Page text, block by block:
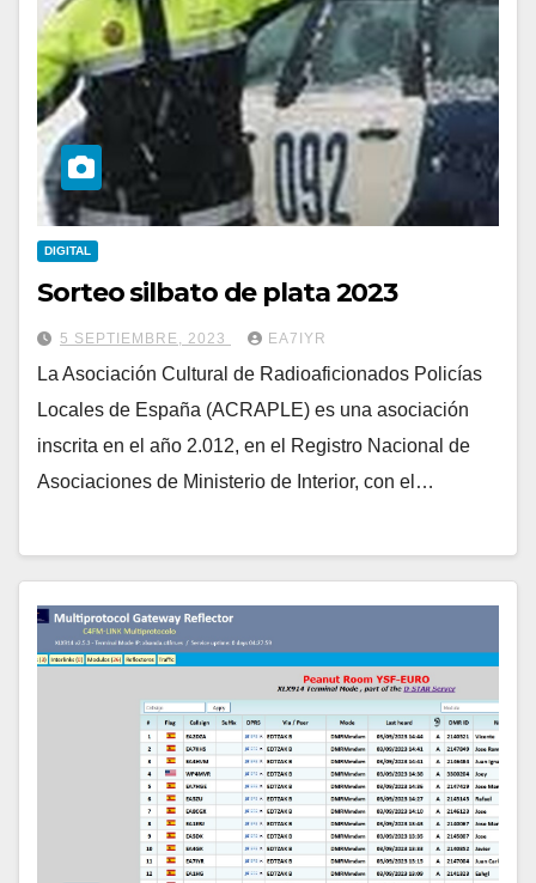
DIGITAL
Sorteo silbato de plata 2023
5 SEPTIEMBRE, 2023 EA7IYR
La Asociación Cultural de Radioaficionados Policías
Locales de España (ACRAPLE) es una asociación
inscrita en el año 2.012, en el Registro Nacional de
Asociaciones de Ministerio de Interior, con el…